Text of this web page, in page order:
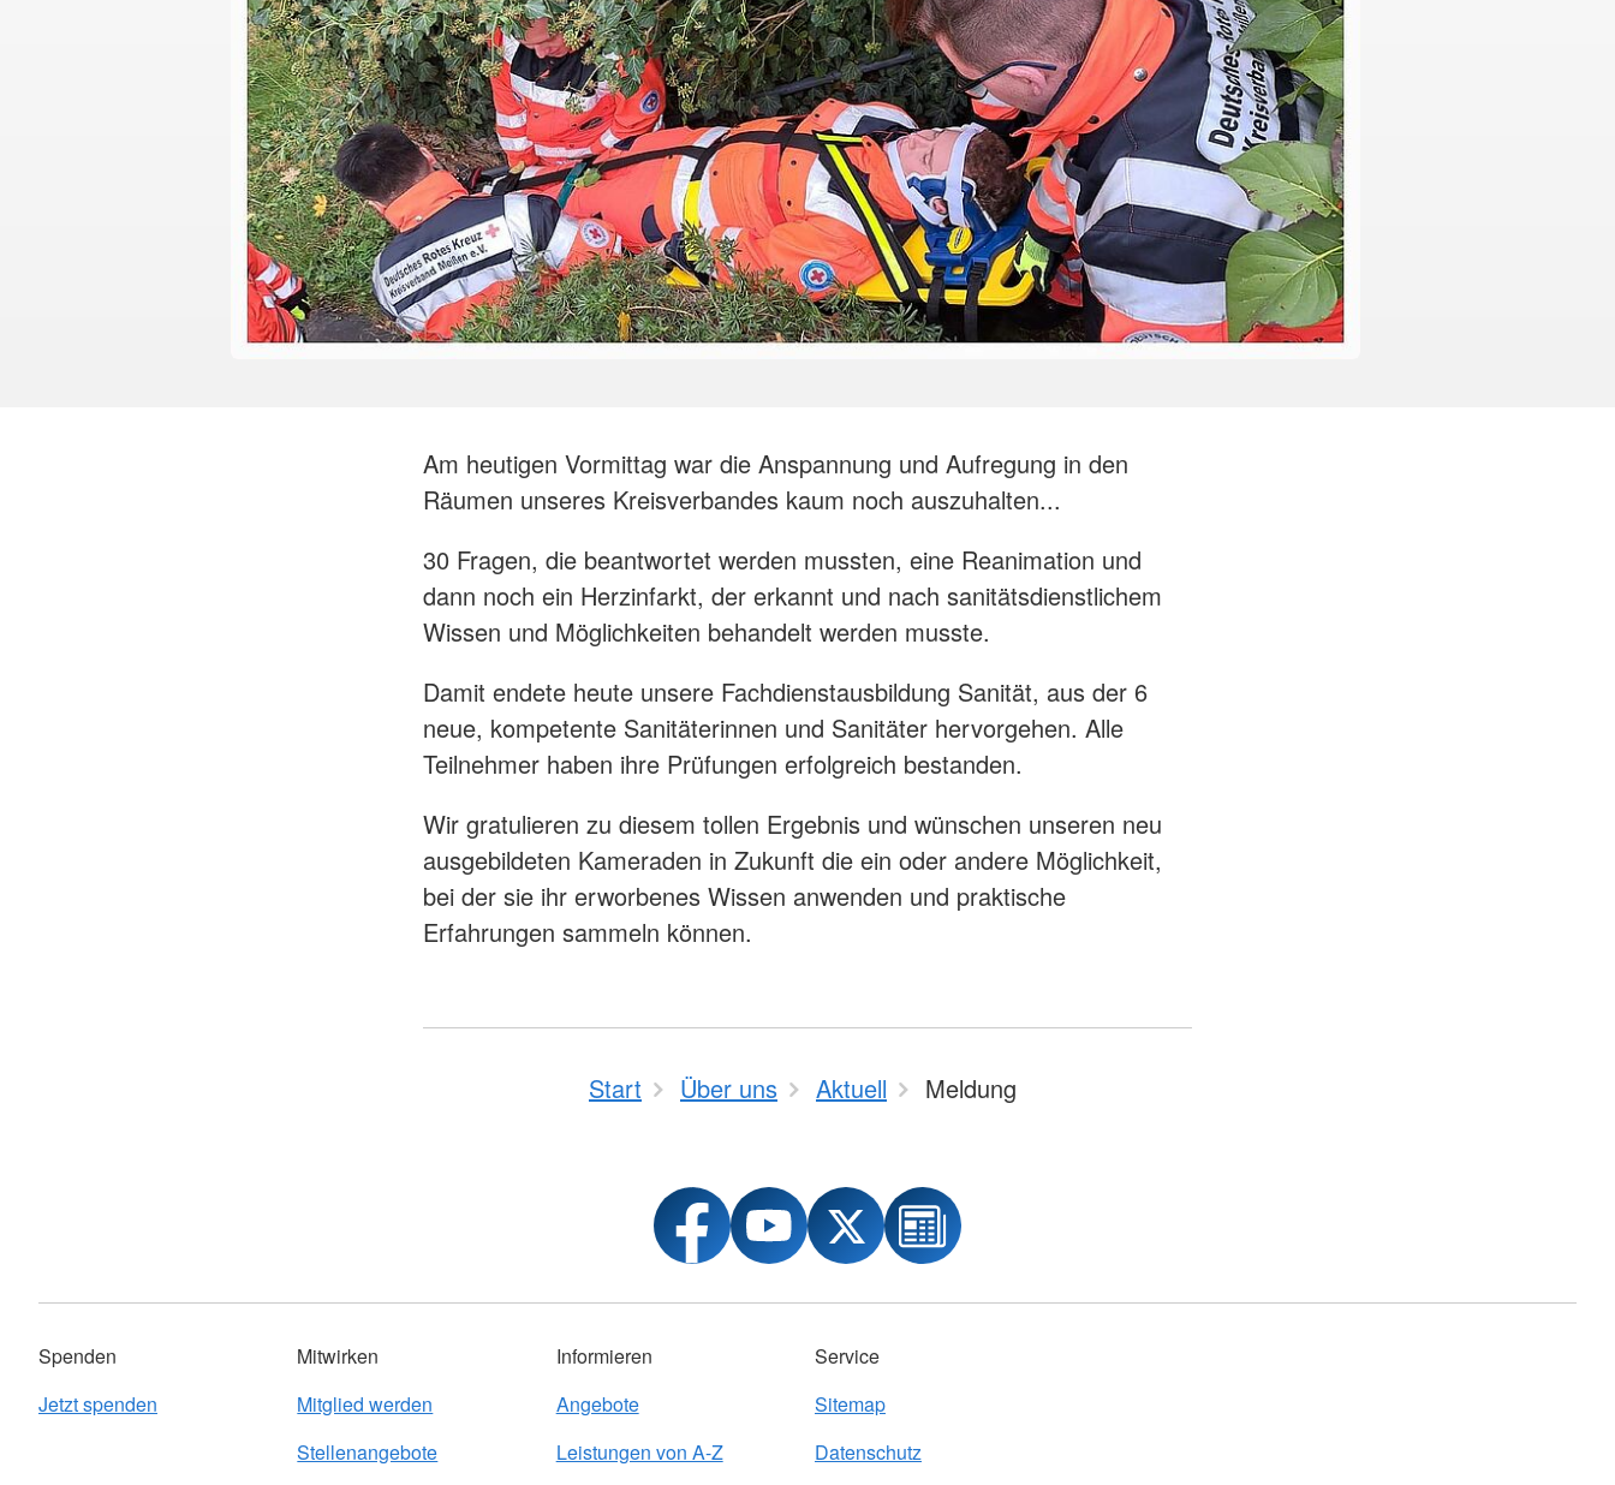
Am heutigen Vormittag war die Anspannung und Aufregung in den
Räumen unseres Kreisverbandes kaum noch auszuhalten...
30 Fragen, die beantwortet werden mussten, eine Reanimation und
dann noch ein Herzinfarkt, der erkannt und nach sanitätsdienstlichem
Wissen und Möglichkeiten behandelt werden musste.
Damit endete heute unsere Fachdienstausbildung Sanität, aus der 6
neue, kompetente Sanitäterinnen und Sanitäter hervorgehen. Alle
Teilnehmer haben ihre Prüfungen erfolgreich bestanden.
Wir gratulieren zu diesem tollen Ergebnis und wünschen unseren neu
ausgebildeten Kameraden in Zukunft die ein oder andere Möglichkeit,
bei der sie ihr erworbenes Wissen anwenden und praktische
Erfahrungen sammeln können.
Start Über uns Aktuell Meldung
Spenden
Jetzt spenden
Mitwirken
Mitglied werden
Stellenangebote
Informieren
Angebote
Leistungen von A-Z
Service
Sitemap
Datenschutz